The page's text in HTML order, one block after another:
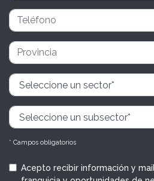
* Campos obligatorios
Acepto recibir información y